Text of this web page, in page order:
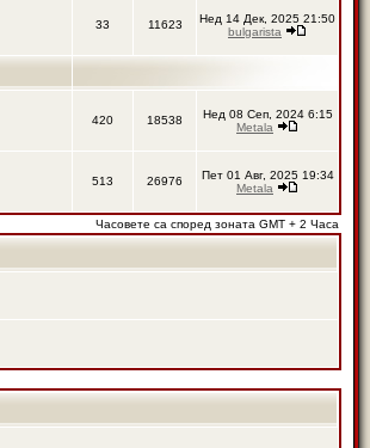
33 11623
Нед 14 Дек, 2025 21:50
bulgarista
420 18538
Нед 08 Сеп, 2024 6:15
Metala
513 26976
Пет 01 Авг, 2025 19:34
Metala
Часовете са според зоната GMT + 2 Часа